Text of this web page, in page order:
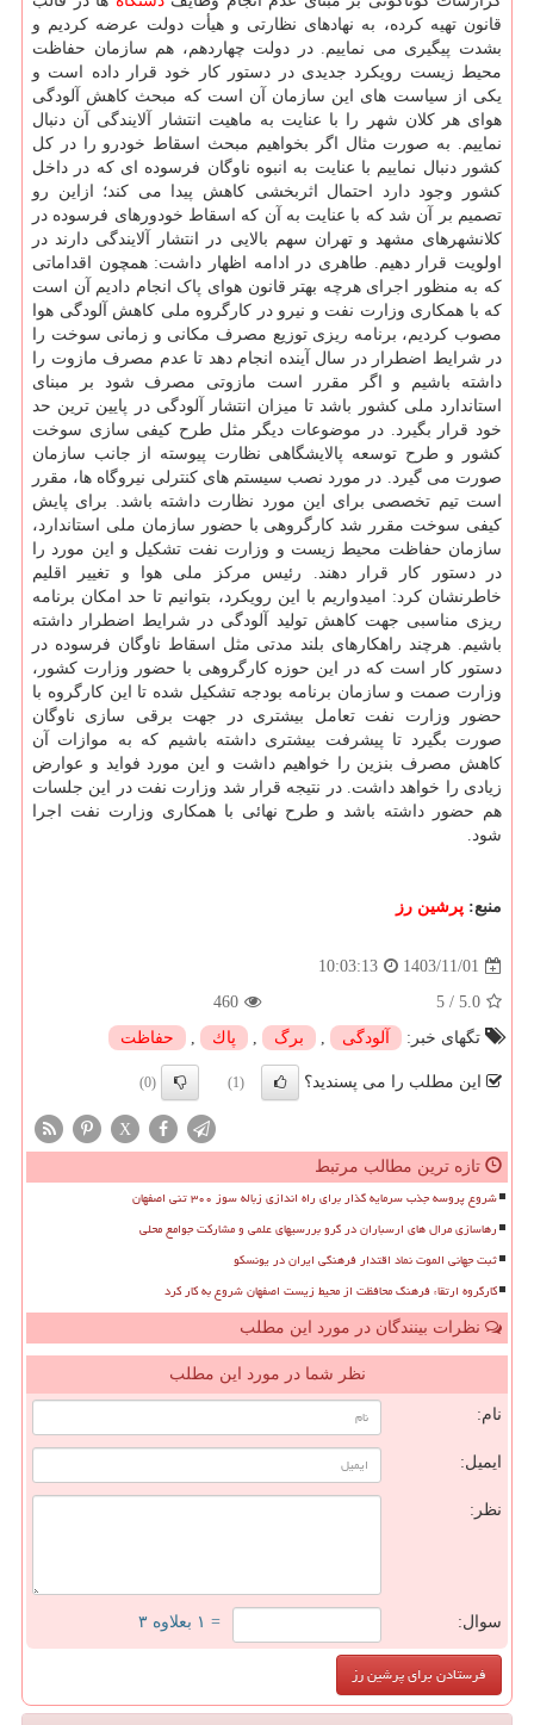
قانون تهیه کرده، به نهادهای نظارتی و هیأت دولت عرضه کردیم و
بشدت پیگیری می نماییم. در دولت چهاردهم، هم سازمان حفاظت
محیط زیست رویکرد جدیدی در دستور کار خود قرار داده است و
یکی از سیاست های این سازمان آن است که مبحث کاهش آلودگی
هوای هر کلان شهر را با عنایت به ماهیت انتشار آلایندگی آن دنبال
نماییم. به صورت مثال اگر بخواهیم مبحث اسقاط خودرو را در کل
کشور دنبال نماییم با عنایت به انبوه ناوگان فرسوده ای که در داخل
کشور وجود دارد احتمال اثربخشی کاهش پیدا می کند؛ ازاین رو
تصمیم بر آن شد که با عنایت به آن که اسقاط خودورهای فرسوده در
کلانشهرهای مشهد و تهران سهم بالایی در انتشار آلایندگی دارند در
اولویت قرار دهیم. طاهری در ادامه اظهار داشت: همچون اقداماتی
که به منظور اجرای هرچه بهتر قانون هوای پاک انجام دادیم آن است
که با همکاری وزارت نفت و نیرو در کارگروه ملی کاهش آلودگی هوا
مصوب کردیم، برنامه ریزی توزیع مصرف مکانی و زمانی سوخت را
در شرایط اضطرار در سال آینده انجام دهد تا عدم مصرف مازوت را
داشته باشیم و اگر مقرر است مازوتی مصرف شود بر مبنای
استاندارد ملی کشور باشد تا میزان انتشار آلودگی در پایین ترین حد
خود قرار بگیرد. در موضوعات دیگر مثل طرح کیفی سازی سوخت
کشور و طرح توسعه پالایشگاهی نظارت پیوسته از جانب سازمان
صورت می گیرد. در مورد نصب سیستم های کنترلی نیروگاه ها، مقرر
است تیم تخصصی برای این مورد نظارت داشته باشد. برای پایش
کیفی سوخت مقرر شد کارگروهی با حضور سازمان ملی استاندارد،
سازمان حفاظت محیط زیست و وزارت نفت تشکیل و این مورد را
در دستور کار قرار دهند. رئیس مرکز ملی هوا و تغییر اقلیم
خاطرنشان کرد: امیدواریم با این رویکرد، بتوانیم تا حد امکان برنامه
ریزی مناسبی جهت کاهش تولید آلودگی در شرایط اضطرار داشته
باشیم. هرچند راهکارهای بلند مدتی مثل اسقاط ناوگان فرسوده در
دستور کار است که در این حوزه کارگروهی با حضور وزارت کشور،
وزارت صمت و سازمان برنامه بودجه تشکیل شده تا این کارگروه با
حضور وزارت نفت تعامل بیشتری در جهت برقی سازی ناوگان
صورت بگیرد تا پیشرفت بیشتری داشته باشیم که به موازات آن
کاهش مصرف بنزین را خواهیم داشت و این مورد فواید و عوارض
زیادی را خواهد داشت. در نتیجه قرار شد وزارت نفت در این جلسات
هم حضور داشته باشد و طرح نهائی با همکاری وزارت نفت اجرا
شود.
منبع: پرشین رز
1403/11/01
10:03:13
5.0
/
5
460
تگهای خبر:
آلودگی , برگ , پاك , حفاظت
این مطلب را می پسندید؟ (1)
(0)
X
تازه ترین مطالب مرتبط
شروع پروسه جذب سرمایه گذار برای راه اندازی زباله سوز ۳۰۰ تنی اصفهان
رهاسازی مرال های ارسباران در گرو بررسیهای علمی و مشارکت جوامع محلی
ثبت جهانی الموت نماد اقتدار فرهنگی ایران در یونسکو
کارگروه ارتقاء فرهنگ محافظت از محیط زیست اصفهان شروع به کار کرد
نظرات بینندگان در مورد این مطلب
نظر شما در مورد این مطلب
نام:
ایمیل:
نظر:
سوال: = ۱ بعلاوه ۳